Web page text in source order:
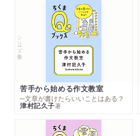
シリーズ・全集
苦手から始める作文教室
─文章が書けたらいいことはある？
津村記久子著